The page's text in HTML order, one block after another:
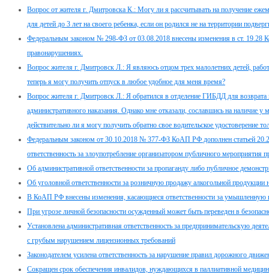
Вопрос от жителя г. Дмитровска К.: Могу ли я рассчитывать на получение
для детей до 3 лет на своего ребенка, если он родился не на территории
Федеральным законом № 298-ФЗ от 03.08.2018 внесены изменения в ст. 19.28
правонарушениях.
Вопрос жителя г. Дмитровск Л.: Я являюсь отцом трех малолетних детей,
теперь я могу получить отпуск в любое удобное для меня время?
Вопрос жителя г. Дмитровск Л.: Я обратился в отделение ГИБДД для возврата
административного наказания. Однако мне отказали, сославшись на наличие
действительно ли я могу получить обратно свое водительское удостоверение
Федеральным законом от 30.10.2018 № 377-ФЗ КоАП РФ дополнен статьей
ответственность за злоупотребление организатором публичного мероприятия
Об административной ответственности за пропаганду либо публичное
Об уголовной ответственности за розничную продажу алкогольной продукции
В КоАП РФ внесены изменения, касающиеся ответственности за умышленную
При угрозе личной безопасности осужденный может быть переведен в
Установлена административная ответственность за предпринимательскую
с грубым нарушением лицензионных требований
Законодателем усилена ответственность за нарушение правил дорожного
Сокращен срок обеспечения инвалидов, нуждающихся в паллиативной